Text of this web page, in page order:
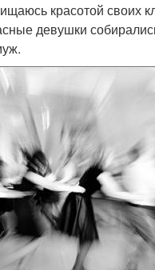
красотой своих
девушки